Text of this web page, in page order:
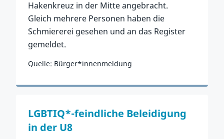
Hakenkreuz in der Mitte angebracht.
Gleich mehrere Personen haben die
Schmiererei gesehen und an das Register
gemeldet.
Quelle: Bürger*innenmeldung
Zum Vorfall
LGBTIQ*-feindliche Beleidigung
in der U8